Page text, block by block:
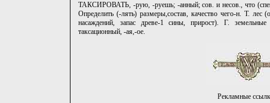
ТАКСИРОВАТЬ, -рую, -руешь; -анный; сов. и несов., что
Определить (-лять) размеры,состав, качество чего-н. Т. лес
насаждений, запас древе-1 сины, прирост). Г.
таксационный, -ая,-ое.
Рекламные